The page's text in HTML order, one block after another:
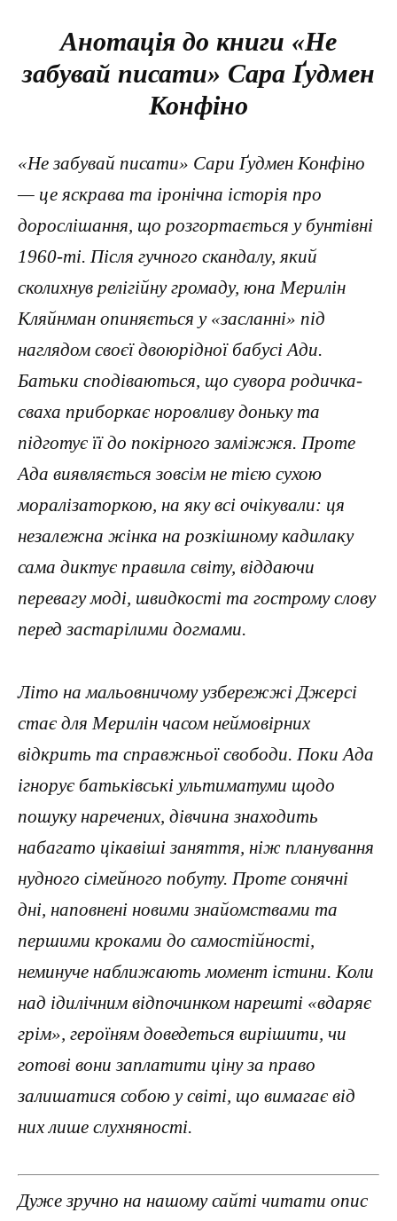
Анотація до книги «Не
забувай писати» Сара Ґудмен
Конфіно
«Не забувай писати» Сари Ґудмен Конфіно
— це яскрава та іронічна історія про
дорослішання, що розгортається у бунтівні
1960-ті. Після гучного скандалу, який
сколихнув релігійну громаду, юна Мерилін
Кляйнман опиняється у «засланні» під
наглядом своєї двоюрідної бабусі Ади.
Батьки сподіваються, що сувора родичка-
сваха приборкає норовливу доньку та
підготує її до покірного заміжжя. Проте
Ада виявляється зовсім не тією сухою
моралізаторкою, на яку всі очікували: ця
незалежна жінка на розкішному кадилаку
сама диктує правила світу, віддаючи
перевагу моді, швидкості та гострому слову
перед застарілими догмами.
Літо на мальовничому узбережжі Джерсі
стає для Мерилін часом неймовірних
відкрить та справжньої свободи. Поки Ада
ігнорує батьківські ультиматуми щодо
пошуку наречених, дівчина знаходить
набагато цікавіші заняття, ніж планування
нудного сімейного побуту. Проте сонячні
дні, наповнені новими знайомствами та
першими кроками до самостійності,
неминуче наближають момент істини. Коли
над ідилічним відпочинком нарешті «вдаряє
грім», героїням доведеться вирішити, чи
готові вони заплатити ціну за право
залишатися собою у світі, що вимагає від
них лише слухняності.
Дуже зручно на нашому сайті читати опис